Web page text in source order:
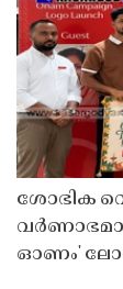
ശോഭിക
ഓണം'